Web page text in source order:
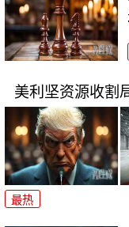
美利坚资源收割
最热